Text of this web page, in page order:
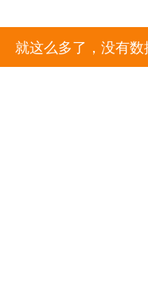
就这么多了，没有数